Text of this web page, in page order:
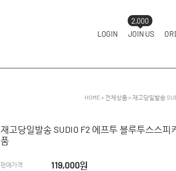
LOGIN JOIN US
2,000
HOME> 전체상품> 재고당일발송
재고당일발송 SUDIO F2 에프투 블루투스스피
품
판매가격 119,000원